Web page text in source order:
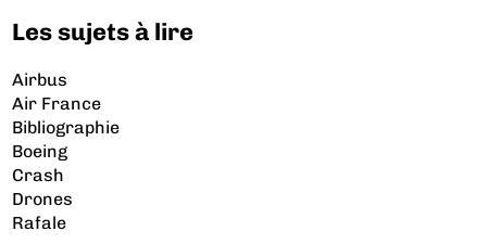
Les sujets à lire
Airbus
Air France
Bibliographie
Boeing
Crash
Drones
Rafale